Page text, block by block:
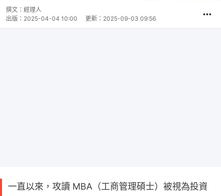
撰文： 經理人
出版： 2025-04-04 10:00 更新： 2025-09-03 09:56
一直以來，攻讀 MBA（工商管理碩士）被視為投資